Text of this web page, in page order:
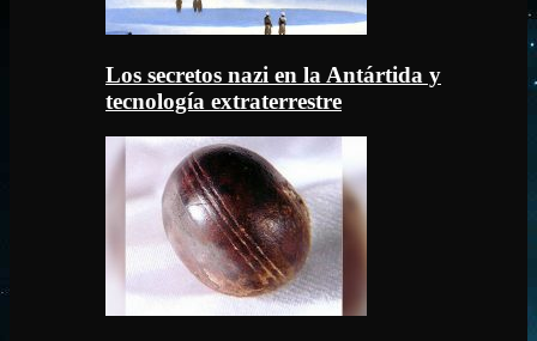
Los secretos nazi en la Antártida y
tecnología extraterrestre